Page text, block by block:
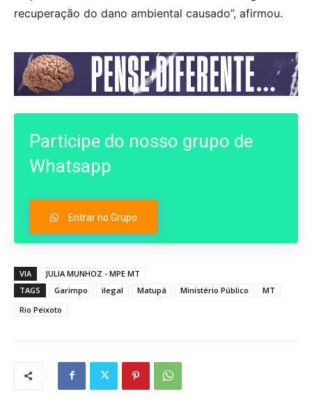
recuperação do dano ambiental causado”, afirmou.
Participe do nosso grupo de
Whatsapp
Entrar no Grupo
VIA
JULIA MUNHOZ - MPE MT
TAGS
Garimpo ilegal Matupá Ministério Público
MT
Rio Peixoto